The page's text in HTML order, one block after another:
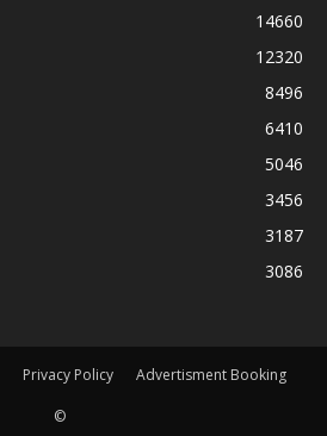
14660
12320
8496
6410
5046
3456
3187
3086
Privacy Policy Advertisment Booking
©